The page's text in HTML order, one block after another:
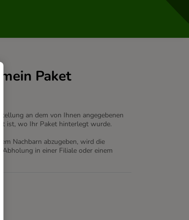
Paket
an dem von Ihnen angegebenen
ist, wo Ihr Paket hinterlegt wurde.
Nachbarn abzugeben, wird die
in einer Filiale oder einem